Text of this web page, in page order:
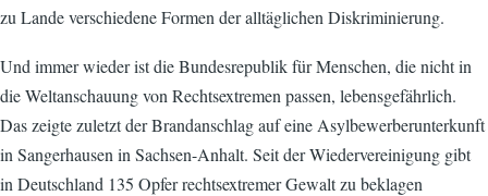
zu Lande verschiedene Formen der alltäglichen Diskriminierung.
Und immer wieder ist die Bundesrepublik für Menschen, die nicht in
die Weltanschauung von Rechtsextremen passen, lebensgefährlich.
Das zeigte zuletzt der Brandanschlag auf eine Asylbewerberunterkunft
in Sangerhausen in Sachsen-Anhalt. Seit der Wiedervereinigung gibt
in Deutschland 135 Opfer rechtsextremer Gewalt zu beklagen